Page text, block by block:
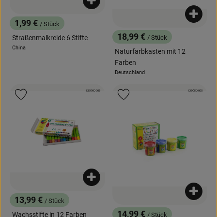
, Preis:
1,99 € / Stück
Straßenmalkreide 6 Stifte
, Herkunft:
China
Produkt zum Warenkorb hinzufügen
, Preis:
18,99 € / Stück
Naturfarbkasten mit 12
Farben
, Herkunft:
Deutschland
, Preis:
13,99 € / Stück
Wachsstifte in 12 Farben
Produkt zum Warenkorb hinzufügen
, Verband:
, Kontrollstelle:
DE-ÖKO-005
14,99 € / Stück
, Verband:
, Kontrollstelle:
DE-ÖKO-005